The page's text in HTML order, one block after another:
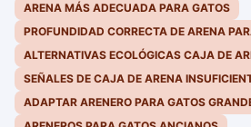
ARENA MÁS ADECUADA PARA GATOS
PROFUNDIDAD CORRECTA DE ARENA
ALTERNATIVAS ECOLÓGICAS CAJA DE
SEÑALES DE CAJA DE ARENA
ADAPTAR ARENERO PARA GATOS